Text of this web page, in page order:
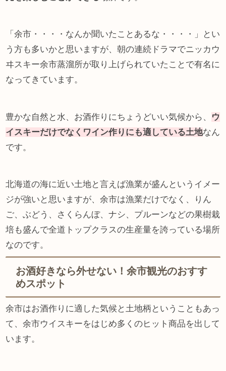
「余市・・・・なんか聞いたことあるな・・・・」とい
う方も多いかと思いますが、朝の連続ドラマでニッカウ
ヰスキー余市蒸溜所が取り上げられていたことで有名に
なってきています。
豊かな自然と水、お酒作りにちょうどいい気候から、 ウ
イスキーだけでなくワイン作りにも適している土地なん
です。
北海道の海に近い土地と言えば漁業が盛んというイメー
ジが強いと思いますが、余市は漁業だけでなく、りん
ご、ぶどう、さくらんぼ、ナシ、プルーンなどの果樹栽
培も盛んで全道トップクラスの生産量を誇っている場所
なのです。
お酒好きなら外せない！余市観光のおすす
めスポット
余市はお酒作りに適した気候と土地柄ということもあっ
て、余市ウイスキーをはじめ多くのヒット商品を出して
います。